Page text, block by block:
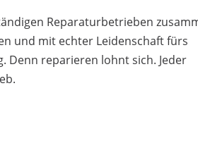
Reparaturbetrieben
und mit echter Leidenschaft fürs
Denn reparieren lohnt sich. Jeder